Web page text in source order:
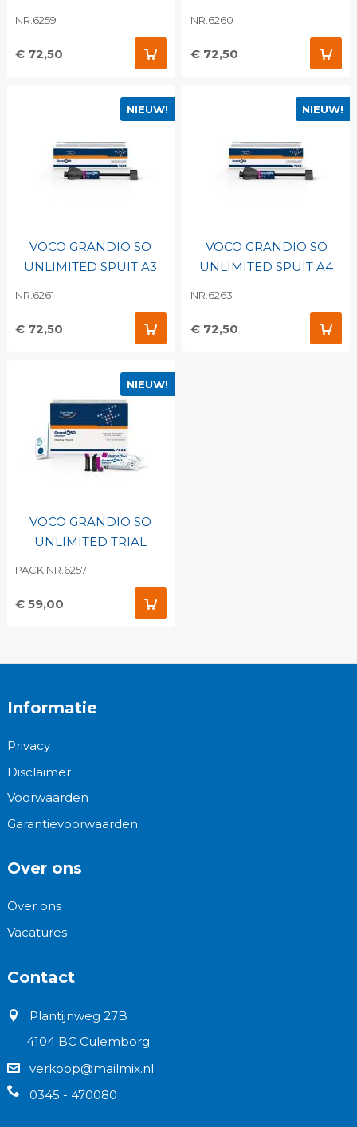
NR.6259
€ 72,50
NR.6260
€ 72,50
NIEUW!
VOCO GRANDIO SO
UNLIMITED SPUIT A3
NR.6261
€ 72,50
NIEUW!
VOCO GRANDIO SO
UNLIMITED SPUIT A4
NR.6263
€ 72,50
NIEUW!
VOCO GRANDIO SO
UNLIMITED TRIAL
PACK NR.6257
€ 59,00
Informatie
Privacy
Disclaimer
Voorwaarden
Garantievoorwaarden
Over ons
Over ons
Vacatures
Contact
Plantijnweg 27B
4104 BC Culemborg
verkoop@mailmix.nl
0345 - 470080